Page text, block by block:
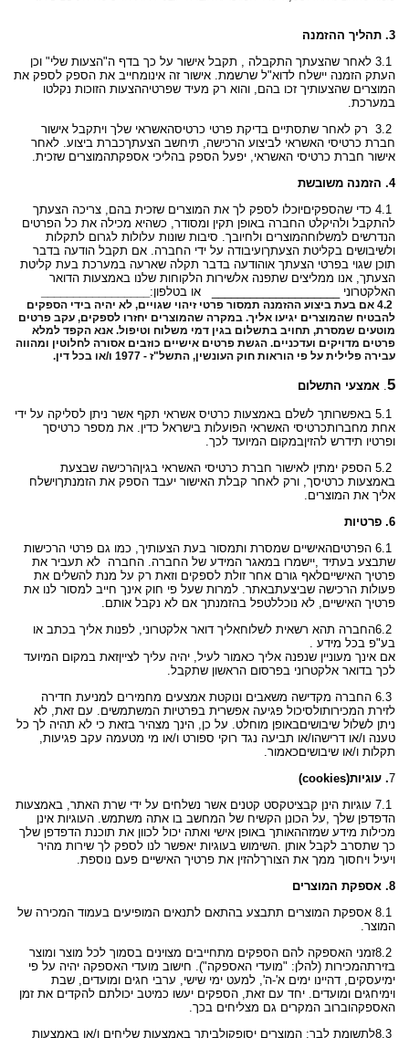
3. תהליך ההזמנה
3.1 לאחר שהצעתך התקבלה , תקבל אישור על כך בדף ה"הצעות שלי" וכן
העתק הזמנה יישלח לדוא"ל שרשמת. אישור זה אינומחייב את הספק לספק את
המוצרים שהצעותיך זכו בהם, והוא רק מעיד שפרטיההצעות הזוכות נקלטו
במערכת.
3.2 רק לאחר שתסתיים בדיקת פרטי כרטיסהאשראי שלך ויתקבל אישור
חברת כרטיסי האשראי לביצוע הרכישה, תיחשב הצעתךכברת ביצוע. לאחר
אישור חברת כרטיסי האשראי, יפעל הספק בהליכי אספקתהמוצרים שזכית.
4. הזמנה משובשת
4.1 כדי שהספקיםיוכלו לספק לך את המוצרים שזכית בהם, צריכה הצעתך
להתקבל ולהיקלט החברה באופן תקין ומסודר, כשהיא מכילה את כל הפרטים
הנדרשים למשלוחהמוצרים ולחיובך. סיבות שונות עלולות לגרום לתקלות
ולשיבושים בקליטת הצעתךועיבודה על ידי החברה. אם תקבל הודעה בדבר
תוכן שגוי בפרטי הצעתך אוהודעה בדבר תקלה שארעה במערכת בעת קליטת
הצעתך, אנו ממליצים שתפנה אלשירות הלקוחות שלנו באמצעות הדואר
האלקטרוני ____________________
או בטלפון:
4.2 אם בעת ביצוע ההזמנה תמסור פרטי זיהוי שגויים, לא יהיה בידי הספקים
להבטיח שהמוצרים יגיעו אליך. במקרה שהמוצרים יחזרו לספקים, עקב פרטים
מוטעים שמסרת, תחויב בתשלום בגין דמי משלוח וטיפול. אנא הקפד למלא
פרטים מדויקים ועדכניים. הגשת פרטים אישיים כוזבים אסורה לחלוטין ומהווה
עבירה פלילית על פי הוראות חוק העונשין, התשל"ז - 1977 ו/או בכל דין .
5
. אמצעי התשלום
5.1 באפשרותך לשלם באמצעות כרטיס אשראי תקף אשר ניתן לסליקה על ידי
אחת מחברותכרטיסי האשראי הפועלות בישראל כדין. את מספר כרטיסך
ופרטיו תידרש להזיןבמקום המיועד לכך.
5.2 הספק ימתין לאישור חברת כרטיסי האשראי בגיןהרכישה שבצעת
באמצעות כרטיסך, ורק לאחר קבלת האישור יעבד הספק את הזמנתךוישלח
אליך את המוצרים.
6. פרטיות
6.1 הפרטיםהאישיים שמסרת ותמסור בעת הצעותיך, כמו גם פרטי הרכישות
שתבצע בעתיד ,יישמרו במאגר המידע של החברה. החברה לא תעביר את
פרטיך האישייםלאף גורם אחר זולת לספקים וזאת רק על מנת להשלים את
פעולות הרכישה שביצעתבאתר. למרות שעל פי חוק אינך חייב למסור לנו את
פרטיך האישיים, לא נוכללטפל בהזמנתך אם לא נקבל אותם.
6.2החברה תהא רשאית לשלוחאליך דואר אלקטרוני, לפנות אליך בכתב או
בע"פ בכל מידע .
אם אינך מעוניין שנפנה אליך כאמור לעיל, יהיה עליך לצייןזאת במקום המיועד
לכך בדואר אלקטרוני בפרסום הראשון שתקבל.
6.3 החברה מקדישה משאבים ונוקטת אמצעים מחמירים למניעת חדירה
לזירת המכירותולסיכול פגיעה אפשרית בפרטיות המשתמשים. עם זאת, לא
ניתן לשלול שיבושיםבאופן מוחלט. על כן, הינך מצהיר בזאת כי לא תהיה לך כל
טענה ו/או דרישהו/או תביעה נגד רוקי ספורט ו/או מי מטעמה עקב פגיעות,
תקלות ו/או שיבושיםכאמור.
7. עוגיות(cookies)
7.1 עוגיות הינן קבציטקסט קטנים אשר נשלחים על ידי שרת האתר, באמצעות
הדפדפן שלך ,על הכונן הקשיח של המחשב בו אתה משתמש. העוגיות אינן
מכילות מידע שמזההאותך באופן אישי ואתה יכול לכוון את תוכנת הדפדפן שלך
כך שתסרב לקבל אותן .השימוש בעוגיות יאפשר לנו לספק לך שירות מהיר
ויעיל ויחסוך ממך את הצורךלהזין את פרטיך האישיים פעם נוספת.
8. אספקת המוצרים
8.1 אספקת המוצרים תתבצע בהתאם לתנאים המופיעים בעמוד המכירה של
המוצר.
8.2זמני האספקה להם הספקים מתחייבים מצוינים בסמוך לכל מוצר ומוצר
בזירתהמכירות (להלן: "מועדי האספקה"). חישוב מועדי האספקה יהיה על פי
ימיעסקים, דהיינו ימים א'-ה', למעט ימי שישי, ערבי חגים ומועדים, שבת
וימיחגים ומועדים. יחד עם זאת, הספקים יעשו כמיטב יכולתם להקדים את זמן
האספקהוברוב המקרים גם מצליחים בכך.
8.3לתשומת לבך: המוצרים יסופקולביתך באמצעות שליחים ו/או באמצעות